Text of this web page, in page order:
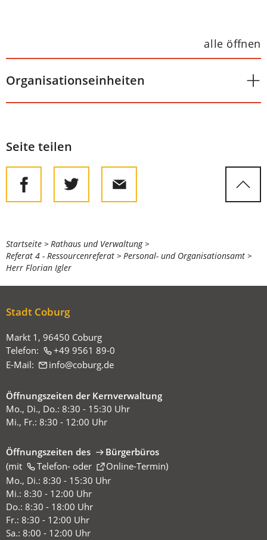
alle öffnen
Organisationseinheiten
Seite teilen
Sie
befinden
sich
Startseite
Rathaus und Verwaltung
Referat 4 - Ressourcenreferat
Personal- und Organisationsamt
Herr Florian Igler
Stadt Coburg
Markt 1, 96450 Coburg
Telefon:
+49 9561 89-0
E-Mail:
info coburg de
Öffnungszeiten der Kernverwaltung
Mo., Di., Do.: 8:30 - 15:30 Uhr
Mi., Fr.: 8:30 - 12:00 Uhr
Öffnungszeiten des
Bürgerbüros
(mit
Telefon-oder Online-Termin
(Öffnet
in
einem
neuen
Tab)
)
Mo., Di.: 8:30 - 15:30 Uhr
Mi.: 8:30 - 12:00 Uhr
Do.: 8:30 - 18:00 Uhr
Fr.: 8:30 - 12:00 Uhr
Sa.: 8:00 - 12:00 Uhr